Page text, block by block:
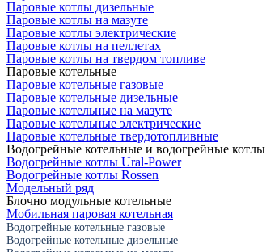
Паровые котлы дизельные
Паровые котлы на мазуте
Паровые котлы электрические
Паровые котлы на пеллетах
Паровые котлы на твердом топливе
Паровые котельные
Паровые котельные газовые
Паровые котельные дизельные
Паровые котельные на мазуте
Паровые котельные электрические
Паровые котельные твердотопливные
Водогрейные котельные и водогрейные котлы
Водогрейные котлы Ural-Power
Водогрейные котлы Rossen
Модельный ряд
Блочно модульные котельные
Мобильная паровая котельная
Водогрейные котельные газовые
Водогрейные котельные дизельные